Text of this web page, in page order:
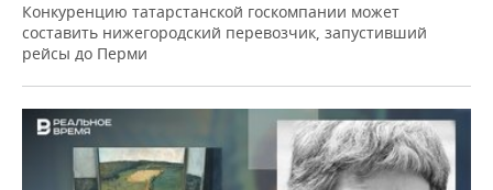
Конкуренцию татарстанской госкомпании может
составить нижегородский перевозчик, запустивший
рейсы до Перми